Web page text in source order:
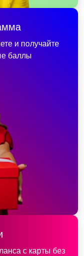
и получайте
баллы
с карты без